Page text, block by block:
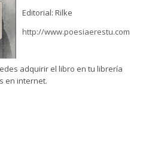
Editorial: Rilke
http://www.poesiaerestu.com
adquirir el libro en tu librería
en internet.